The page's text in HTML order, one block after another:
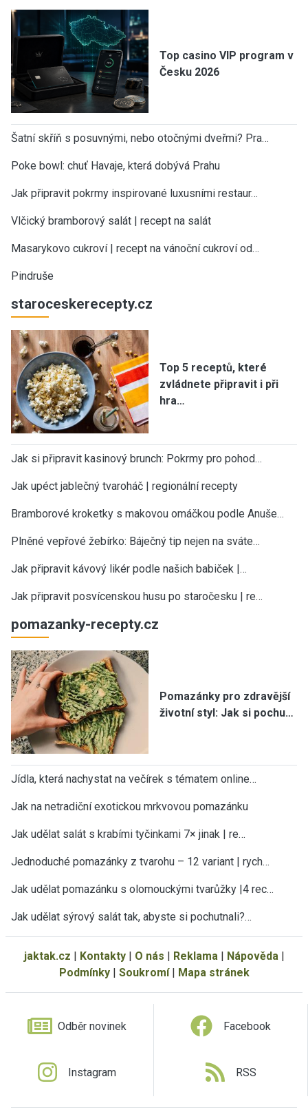
Top casino VIP program v
Česku 2026
Šatní skříň s posuvnými, nebo otočnými dveřmi? Pra…
Poke bowl: chuť Havaje, která dobývá Prahu
Jak připravit pokrmy inspirované luxusními restaur…
Vlčický bramborový salát | recept na salát
Masarykovo cukroví | recept na vánoční cukroví od…
Pindruše
staroceskerecepty.cz
Top 5 receptů, které
zvládnete připravit i při
hra…
Jak si připravit kasinový brunch: Pokrmy pro pohod…
Jak upéct jablečný tvaroháč | regionální recepty
Bramborové kroketky s makovou omáčkou podle Anuše…
Plněné vepřové žebírko: Báječný tip nejen na sváte…
Jak připravit kávový likér podle našich babiček |…
Jak připravit posvícenskou husu po staročesku | re…
pomazanky-recepty.cz
Pomazánky pro zdravější
životní styl: Jak si pochu…
Jídla, která nachystat na večírek s tématem online…
Jak na netradiční exotickou mrkvovou pomazánku
Jak udělat salát s krabími tyčinkami 7× jinak | re…
Jednoduché pomazánky z tvarohu – 12 variant | rych…
Jak udělat pomazánku s olomouckými tvarůžky |4 rec…
Jak udělat sýrový salát tak, abyste si pochutnali?…
jaktak.cz | Kontakty| O nás | Reklama| Nápověda|
Podmínky| Soukromí| Mapa stránek
Odběr novinek Facebook
Instagram RSS